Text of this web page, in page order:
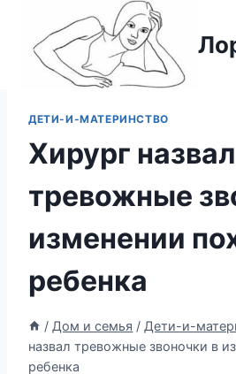
содержимому
ДЕТИ-И-МАТЕРИНСТВО
Хирург назвал
тревожные
изменении
ребенка
/ Дом и семья / Дети-и-
назвал тревожные звоночки в
ребенка